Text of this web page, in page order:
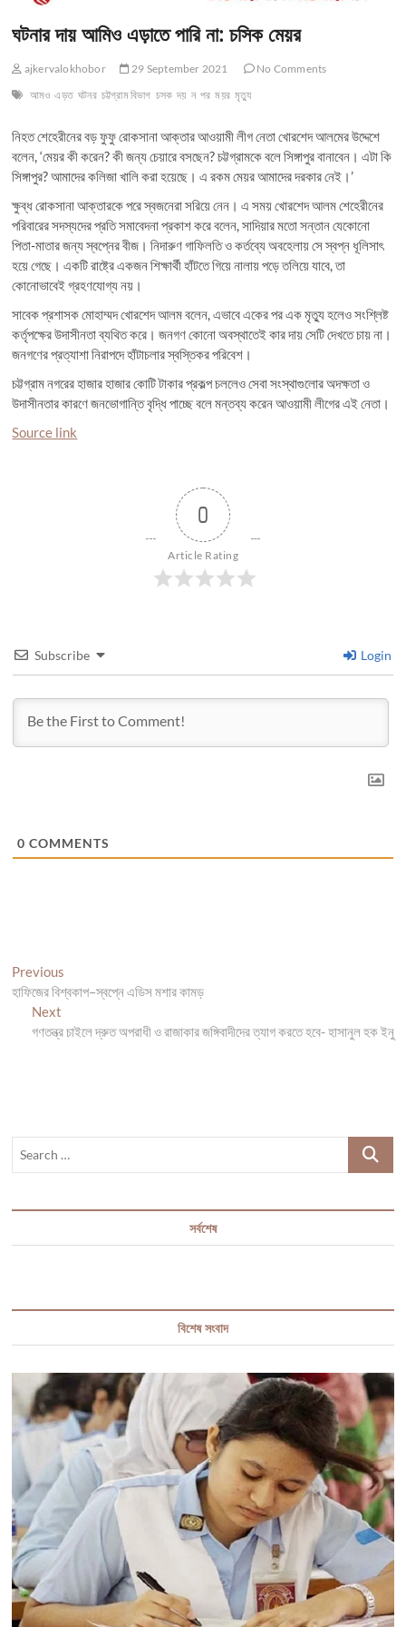
ঘটনার দায় আমিও এড়াতে পারি না: চসিক মেয়র
ajkervalokhobor 29 September 2021
No Comments
আমও এড়ত ঘটনর চট্টগ্রাম বিভাগ চসক দয় ন পর ময়র মৃত্যু
নিহত শেহেরীনের বড় ফুফু রোকসানা আক্তার আওয়ামী লীগ নেতা খোরশেদ আলমের উদ্দেশে
বলেন, ‘মেয়র কী করেন? কী জন্য চেয়ারে বসছেন? চট্টগ্রামকে বলে সিঙ্গাপুর বানাবেন। এটা কি
সিঙ্গাপুর? আমাদের কলিজা খালি করা হয়েছে। এ রকম মেয়র আমাদের দরকার নেই।’
ক্ষুব্ধ রোকসানা আক্তারকে পরে স্বজনেরা সরিয়ে নেন। এ সময় খোরশেদ আলম শেহেরীনের
পরিবারের সদস্যদের প্রতি সমাবেদনা প্রকাশ করে বলেন, সাদিয়ার মতো সন্তান যেকোনো
পিতা-মাতার জন্য স্বপ্নের বীজ। নিদারুণ গাফিলতি ও কর্তব্যে অবহেলায় সে স্বপ্ন ধূলিসাৎ
হয়ে গেছে। একটি রাষ্ট্রে একজন শিক্ষার্থী হাঁটতে গিয়ে নালায় পড়ে তলিয়ে যাবে, তা
কোনোভাবেই গ্রহণযোগ্য নয়।
সাবেক প্রশাসক মোহাম্মদ খোরশেদ আলম বলেন, এভাবে একের পর এক মৃত্যু হলেও সংশ্লিষ্ট
কর্তৃপক্ষের উদাসীনতা ব্যথিত করে। জনগণ কোনো অবস্থাতেই কার দায় সেটি দেখতে চায় না।
জনগণের প্রত্যাশা নিরাপদে হাঁটাচলার স্বস্তিকর পরিবেশ।
চট্টগ্রাম নগরের হাজার হাজার কোটি টাকার প্রকল্প চললেও সেবা সংস্থাগুলোর অদক্ষতা ও
উদাসীনতার কারণে জনভোগান্তি বৃদ্ধি পাচ্ছে বলে মন্তব্য করেন আওয়ামী লীগের এই নেতা।
Source link
0
Article Rating
Subscribe Login
0 COMMENTS
Post
navigation
Previous
post:
হাফিজের বিশ্বকাপ–স্বপ্নে এডিস মশার কামড়
NextNext
post:
গণতন্ত্র চাইলে দ্রুত অপরাধী ও রাজাকার জঙ্গিবাদীদের ত্যাগ করতে হবে- হাসানুল হক ইনু
Search
সর্বশেষ
বিশেষ সংবাদ